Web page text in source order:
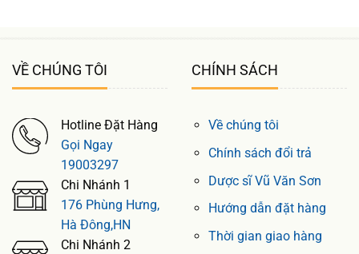
VỀ CHÚNG TÔI
Hotline Đặt Hàng
Gọi Ngay
19003297
Chi Nhánh 1
176 Phùng Hưng,
Hà Đông,HN
Chi Nhánh 2
CHÍNH SÁCH
Về chúng tôi
Chính sách đổi trả
Dược sĩ Vũ Văn Sơn
Hướng dẫn đặt hàng
Thời gian giao hàng